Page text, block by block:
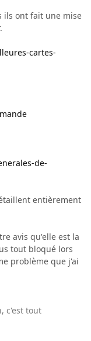
ils ont fait une mise
cartes-
de-
entièrement
avis qu'elle est la
tout bloqué lors
problème que j'ai
c'est tout